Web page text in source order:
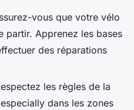
vous que votre vélo
partir. Apprenez les bases
des réparations
les règles de la
dans les zones